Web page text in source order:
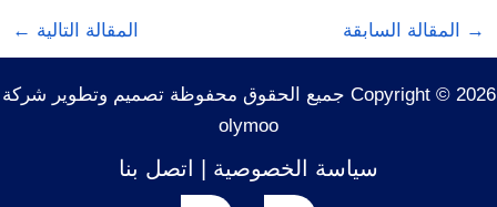
→ المقالة السابقة المقالة التالية ←
Copyright © 2026 جميع الحقوق محفوظة تصميم وتطوير شركة
olymoo
سياسة الخصوصية | اتصل بنا